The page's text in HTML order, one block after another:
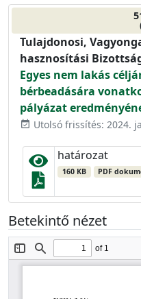
Tulajdonosi,
hasznosítási
Egyes nem lakás
bérbeadására
pályázat
event_available Utolsó frissítés: 2024.
határozat
160 KB PDF
Betekintő nézet